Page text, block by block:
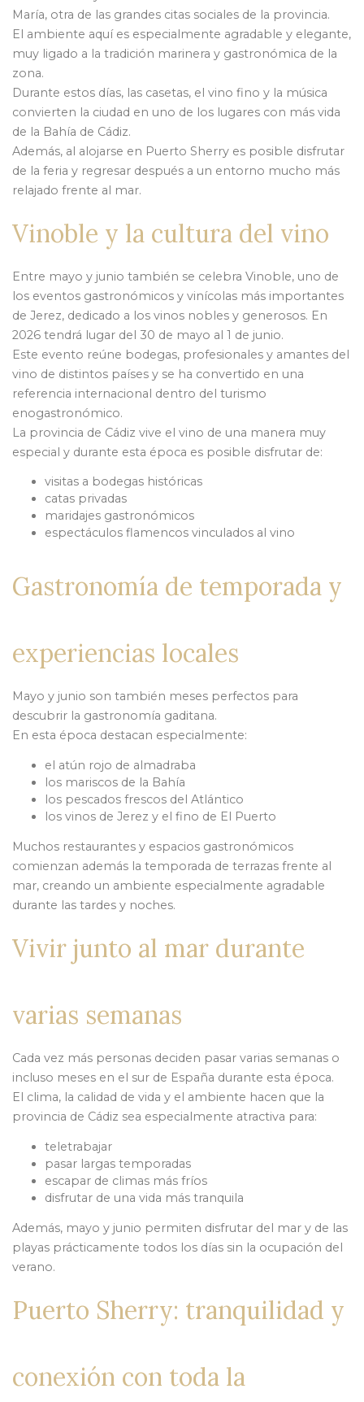
María, otra de las grandes citas sociales de la provincia.
El ambiente aquí es especialmente agradable y elegante,
muy ligado a la tradición marinera y gastronómica de la
zona.
Durante estos días, las casetas, el vino fino y la música
convierten la ciudad en uno de los lugares con más vida
de la Bahía de Cádiz.
Además, al alojarse en Puerto Sherry es posible disfrutar
de la feria y regresar después a un entorno mucho más
relajado frente al mar.
Vinoble y la cultura del vino
Entre mayo y junio también se celebra Vinoble, uno de
los eventos gastronómicos y vinícolas más importantes
de Jerez, dedicado a los vinos nobles y generosos. En
2026 tendrá lugar del 30 de mayo al 1 de junio.
Este evento reúne bodegas, profesionales y amantes del
vino de distintos países y se ha convertido en una
referencia internacional dentro del turismo
enogastronómico.
La provincia de Cádiz vive el vino de una manera muy
especial y durante esta época es posible disfrutar de:
visitas a bodegas históricas
catas privadas
maridajes gastronómicos
espectáculos flamencos vinculados al vino
Gastronomía de temporada y
experiencias locales
Mayo y junio son también meses perfectos para
descubrir la gastronomía gaditana.
En esta época destacan especialmente:
el atún rojo de almadraba
los mariscos de la Bahía
los pescados frescos del Atlántico
los vinos de Jerez y el fino de El Puerto
Muchos restaurantes y espacios gastronómicos
comienzan además la temporada de terrazas frente al
mar, creando un ambiente especialmente agradable
durante las tardes y noches.
Vivir junto al mar durante
varias semanas
Cada vez más personas deciden pasar varias semanas o
incluso meses en el sur de España durante esta época.
El clima, la calidad de vida y el ambiente hacen que la
provincia de Cádiz sea especialmente atractiva para:
teletrabajar
pasar largas temporadas
escapar de climas más fríos
disfrutar de una vida más tranquila
Además, mayo y junio permiten disfrutar del mar y de las
playas prácticamente todos los días sin la ocupación del
verano.
Puerto Sherry: tranquilidad y
conexión con toda la